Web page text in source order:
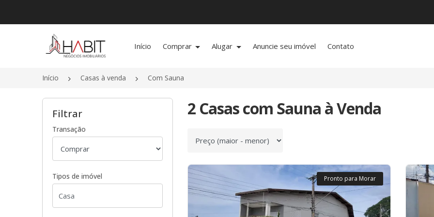
Página inicial
Início Comprar Alugar Anuncie seu imóvel Contato
Início Casas à venda Com Sauna
Filtrar
Transação
Tipos de imóvel
2 Casas com Sauna à Venda
Ordenar por
Pronto para Morar